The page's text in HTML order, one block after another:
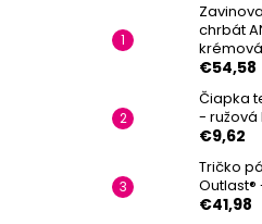
chrbát
€54,58
Čiapka
- ružová
€9,62
Tričko
€41,98